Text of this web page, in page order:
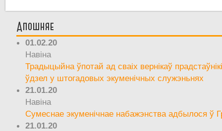
Апошняе
01.02.20
Навіна
Традыцыйна ўпотай ад сваіх вернікаў
ўдзел у штогадовых экуменічных служэньнях
21.01.20
Навіна
Сумеснае экуменічнае набажэнства адбылося ў
21.01.20